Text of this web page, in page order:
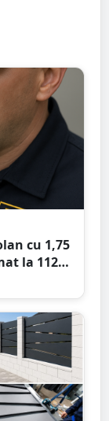
cu 1,75
la 112